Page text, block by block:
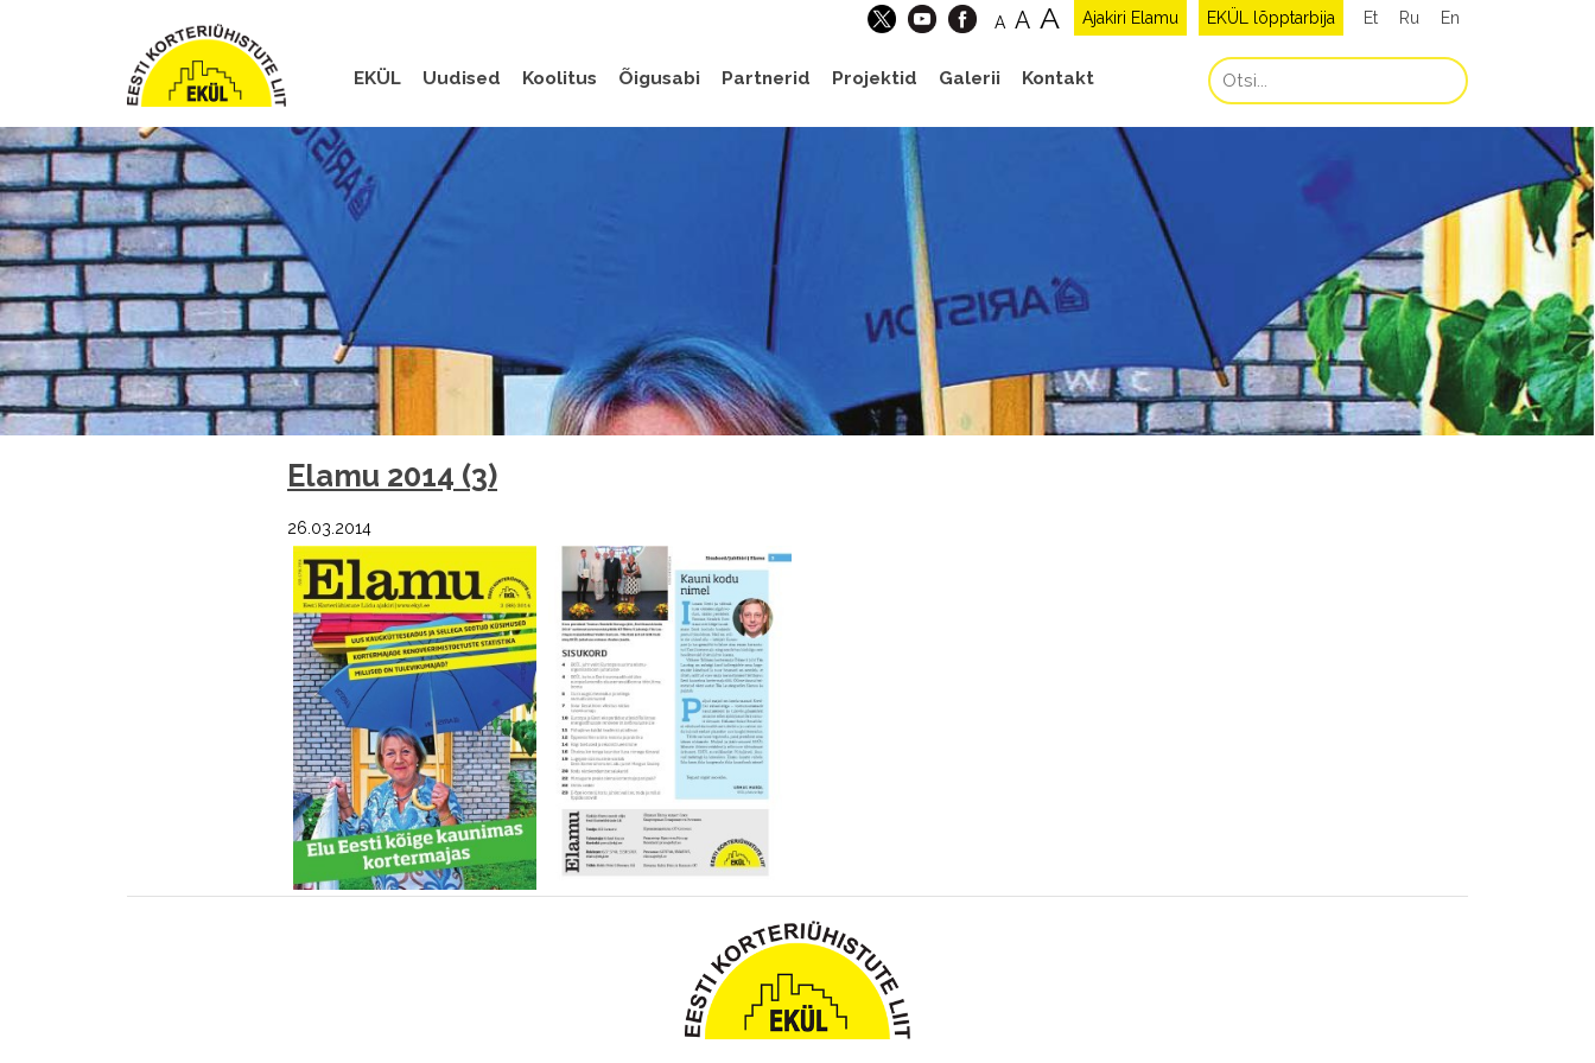
Et Ru En
EKÜL lõpptarbija
Ajakiri Elamu
A A A
EKÜL Uudised Koolitus Õigusabi Partnerid Projektid Galerii Kontakt
Elamu 2014 (3)
26.03.2014